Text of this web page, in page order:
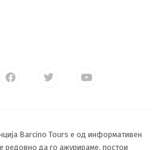
Barcino Tours е од информативен
редовно да го ажурираме, постои